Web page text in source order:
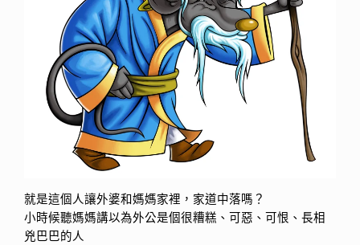
就是這個人讓外婆和媽媽家裡，家道中落嗎？
小時候聽媽媽講以為外公是個很糟糕、可惡、可恨、長相
兇巴巴的人